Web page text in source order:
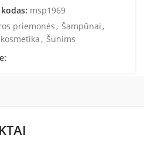
msp1969
priemonės , Šampūnai ,
, Šunims